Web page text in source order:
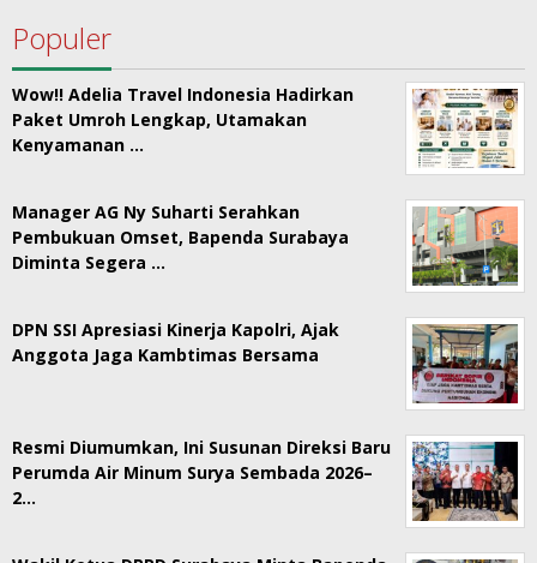
Populer
Wow!! Adelia Travel Indonesia Hadirkan
Paket Umroh Lengkap, Utamakan
Kenyamanan …
Manager AG Ny Suharti Serahkan
Pembukuan Omset, Bapenda Surabaya
Diminta Segera …
DPN SSI Apresiasi Kinerja Kapolri, Ajak
Anggota Jaga Kambtimas Bersama
Resmi Diumumkan, Ini Susunan Direksi Baru
Perumda Air Minum Surya Sembada 2026–
2…